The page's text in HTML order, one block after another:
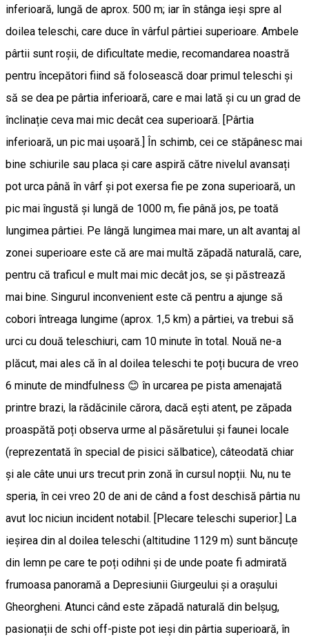
inferioară, lungă de aprox. 500 m; iar în stânga ieși spre al
doilea teleschi, care duce în vârful pârtiei superioare. Ambele
pârtii sunt roșii, de dificultate medie, recomandarea noastră
pentru începători fiind să folosească doar primul teleschi și
să se dea pe pârtia inferioară, care e mai lată și cu un grad de
înclinație ceva mai mic decât cea superioară. [Pârtia
inferioară, un pic mai ușoară.] În schimb, cei ce stăpânesc mai
bine schiurile sau placa și care aspiră către nivelul avansați
pot urca până în vârf și pot exersa fie pe zona superioară, un
pic mai îngustă și lungă de 1000 m, fie până jos, pe toată
lungimea pârtiei. Pe lângă lungimea mai mare, un alt avantaj al
zonei superioare este că are mai multă zăpadă naturală, care,
pentru că traficul e mult mai mic decât jos, se și păstrează
mai bine. Singurul inconvenient este că pentru a ajunge să
cobori întreaga lungime (aprox. 1,5 km) a pârtiei, va trebui să
urci cu două teleschiuri, cam 10 minute în total. Nouă ne-a
plăcut, mai ales că în al doilea teleschi te poți bucura de vreo
6 minute de mindfulness 😊 în urcarea pe pista amenajată
printre brazi, la rădăcinile cărora, dacă ești atent, pe zăpada
proaspătă poți observa urme al păsăretului și faunei locale
(reprezentată în special de pisici sălbatice), câteodată chiar
și ale câte unui urs trecut prin zonă în cursul nopții. Nu, nu te
speria, în cei vreo 20 de ani de când a fost deschisă pârtia nu
avut loc niciun incident notabil. [Plecare teleschi superior.] La
ieșirea din al doilea teleschi (altitudine 1129 m) sunt băncuțe
din lemn pe care te poți odihni și de unde poate fi admirată
frumoasa panoramă a Depresiunii Giurgeului și a orașului
Gheorgheni. Atunci când este zăpadă naturală din belșug,
pasionații de schi off-piste pot ieși din pârtia superioară, în